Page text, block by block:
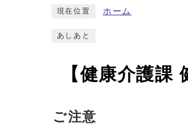
現在位置 ホーム
あしあと
【健康介護
ご注意